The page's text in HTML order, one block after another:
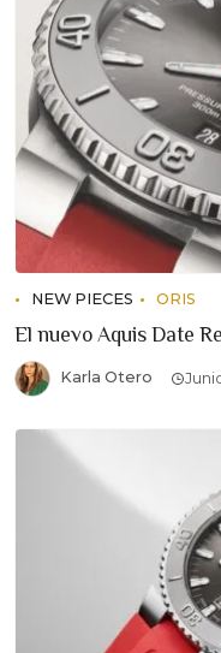
NEW PIECES ORIS
El nuevo Aquis Date
Karla Otero